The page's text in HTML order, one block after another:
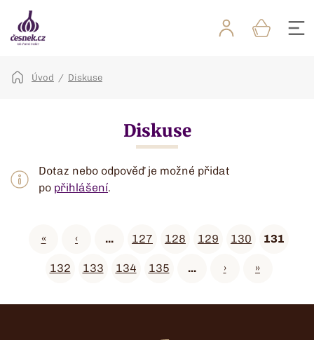
Úvod Diskuse
Diskuse
Dotaz nebo odpověď je možné přidat
po přihlášení.
« ‹ ... 127 128 129 130 131
132 133 134 135 ... › »